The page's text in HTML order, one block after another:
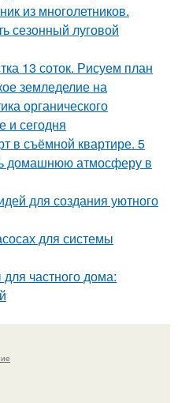
из многолетников.
сезонный луговой
13 соток. Рисуем план
земледелие на
органического
и сегодня
в съёмной квартире. 5
домашнюю атмосферу в
для создания уютного
для системы
частного дома: